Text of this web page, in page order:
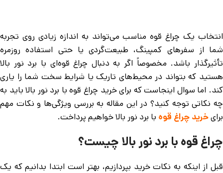
انتخاب یک چراغ قوه مناسب می‌تواند به اندازه زیادی روی تجربه
شما از سفرهای کمپینگ، طبیعت‌گردی یا حتی استفاده روزمره
تأثیرگذار باشد. مخصوصاً اگر به دنبال چراغ قوه‌ای با برد نور بالا
هستید که بتواند در محیط‌های تاریک یا شرایط سخت شما را یاری
کند. اما سوال اینجاست که برای خرید چراغ قوه با برد نور بالا باید به
چه نکاتی توجه کنید؟ در این مقاله به بررسی ویژگی‌ها و نکات مهم
برایخرید چراغ قوه با برد نور بالا خواهیم پرداخت.
چراغ قوه با برد نور بالا چیست؟
قبل از اینکه به نکات خرید بپردازیم، بهتر است ابتدا بدانیم که یک